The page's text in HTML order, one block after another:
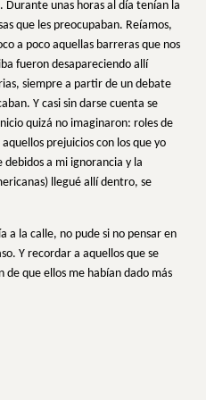
Durante unas horas al día tenían la
que les preocupaban. Reíamos,
a poco aquellas barreras que nos
fueron desapareciendo allí
siempre a partir de un debate
Y casi sin darse cuenta se
quizá no imaginaron: roles de
prejuicios con los que yo
a mi ignorancia y la
llegué allí dentro, se
a la calle, no pude si no pensar en
Y recordar a aquellos que se
de que ellos me habían dado más